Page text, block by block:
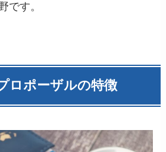
です。
ロポーザルの特徴